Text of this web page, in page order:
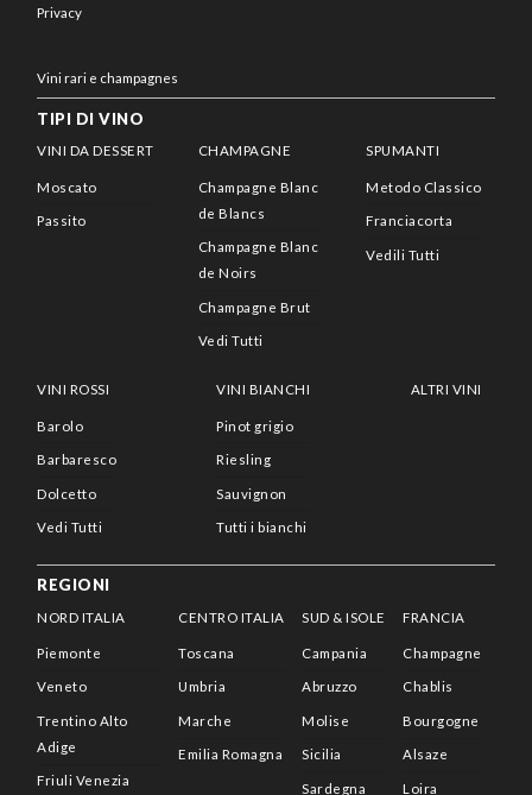
Privacy
Vini rari e champagnes
TIPI DI VINO
VINI DA DESSERT
Moscato
Passito
CHAMPAGNE
Champagne Blanc
de Blancs
Champagne Blanc
de Noirs
Champagne Brut
Vedi Tutti
SPUMANTI
Metodo Classico
Franciacorta
Vedili Tutti
VINI ROSSI
Barolo
Barbaresco
Dolcetto
Vedi Tutti
VINI BIANCHI
Pinot grigio
Riesling
Sauvignon
Tutti i bianchi
ALTRI VINI
REGIONI
NORD ITALIA
Piemonte
Veneto
Trentino Alto
Adige
Friuli Venezia
CENTRO ITALIA
Toscana
Umbria
Marche
Emilia Romagna
SUD & ISOLE
Campania
Abruzzo
Molise
Sicilia
Sardegna
FRANCIA
Champagne
Chablis
Bourgogne
Alsaze
Loira